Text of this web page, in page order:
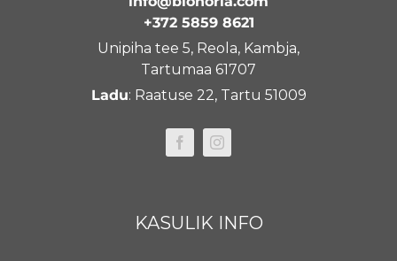
+372 5859 8621
Unipiha tee 5, Reola, Kambja,
Tartumaa 61707
Ladu: Raatuse 22, Tartu 51009
KASULIK INFO